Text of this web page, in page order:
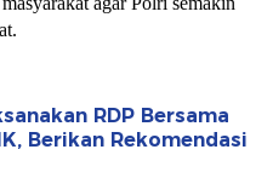
RDP Bersama
Berikan Rekomendasi